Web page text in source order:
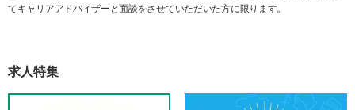
てキャリアアドバイザーと面談をさせていただいた方に限ります。
求人特集